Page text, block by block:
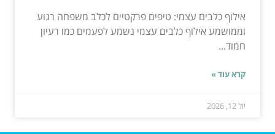
אילוף כלבים עצמי: טיפים פרקטיים לכלב משפחה רגוע
וממושמע אילוף כלבים עצמי נשמע לפעמים כמו רעיון
חמוד...
קרא עוד »
יול 12, 2026